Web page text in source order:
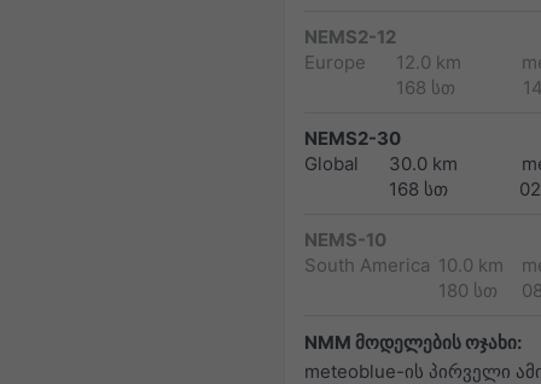
NEMS2-12
Europe
12.0 km
168 სთ
NEMS2-30
Global
30.0 km
168 სთ
NEMS-10
South America 10.0 km
180 სთ
NMM მოდელების ოჯახი:
meteoblue-ის პირველი